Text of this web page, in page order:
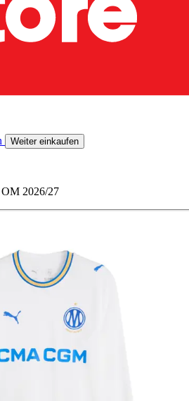
Weiter einkaufen
2026/27